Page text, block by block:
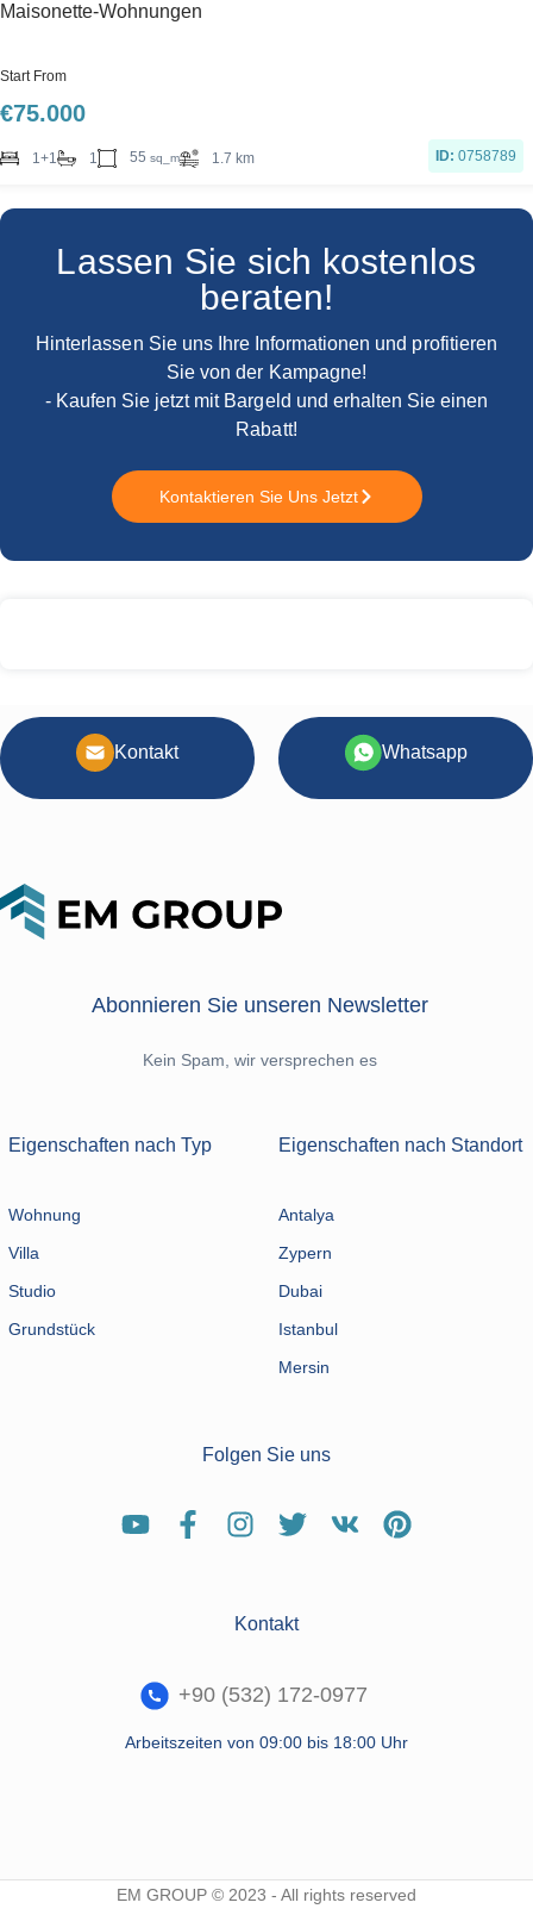
Maisonette-Wohnungen
Start From
€75.000
1+1 1 55 sq_m 1.7 km ID: 0758789
Lassen Sie sich kostenlos
beraten!
Hinterlassen Sie uns Ihre Informationen und profitieren
Sie von der Kampagne!
- Kaufen Sie jetzt mit Bargeld und erhalten Sie einen
Rabatt!
Kontaktieren Sie Uns Jetzt
Kontakt Whatsapp
Abonnieren Sie unseren Newsletter
Kein Spam, wir versprechen es
Eigenschaften nach Typ
Wohnung
Villa
Studio
Grundstück
Eigenschaften nach Standort
Antalya
Zypern
Dubai
Istanbul
Mersin
Folgen Sie uns
Kontakt
+90 (532) 172-0977
Arbeitszeiten von 09:00 bis 18:00 Uhr
EM GROUP © 2023 - All rights reserved